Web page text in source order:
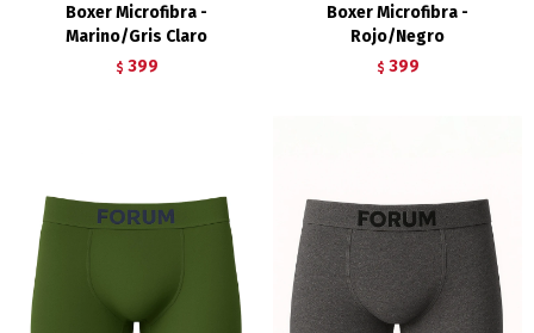
Boxer Microfibra -
Marino/Gris Claro
$ 399
Boxer Microfibra -
Rojo/Negro
$ 399